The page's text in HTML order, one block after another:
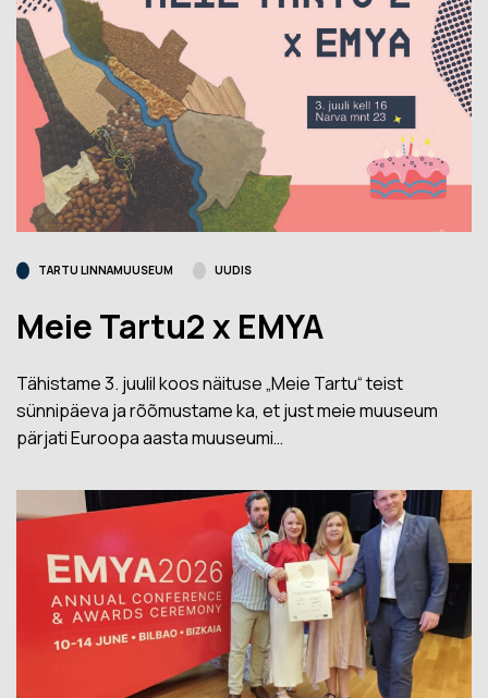
TARTU LINNAMUUSEUM UUDIS
Meie Tartu2 x EMYA
Tähistame 3. juulil koos näituse „Meie Tartu“ teist
sünnipäeva ja rõõmustame ka, et just meie muuseum
pärjati Euroopa aasta muuseumi…